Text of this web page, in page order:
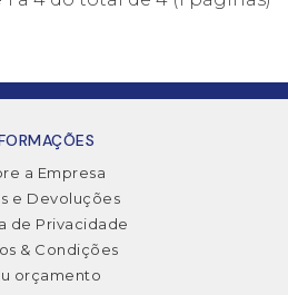
a Empresa
e Devoluções
de Privacidade
& Condições
orçamento